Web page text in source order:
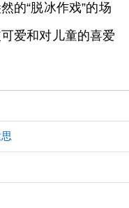
的“脱冰作戏”的场
爱和对儿童的喜爱